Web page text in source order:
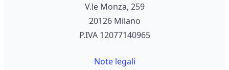
V.le Monza, 259
20126 Milano
P.IVA 12077140965
Note legali